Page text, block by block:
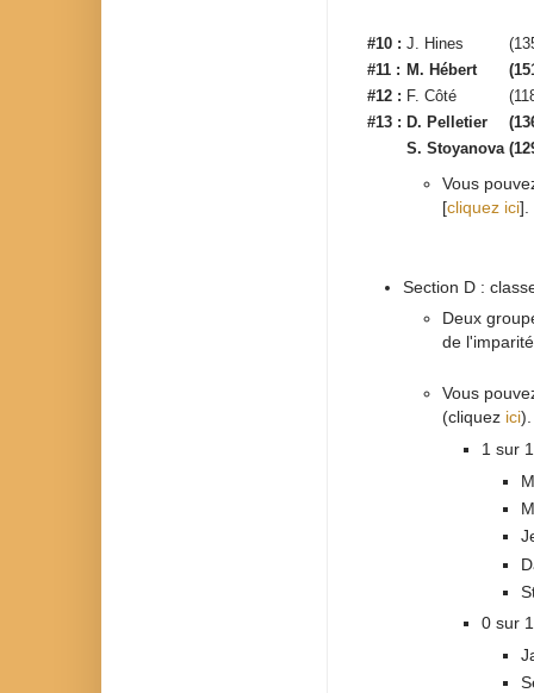
#10 : J. Hines
#11 : M. Hébert
#12 : F. Côté
#13 : D. Pelletier
S. Stoyanova
Vous
[cliquez ici].
Section D :
Deux
de
Vous
(cliquez ici).
1 sur
0 sur